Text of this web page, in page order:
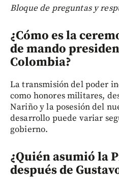
Bloque de preguntas y
¿Cómo es la
de mando
Colombia?
La transmisión del poder
como honores militares,
Nariño y la posesión del
desarrollo puede variar
gobierno.
¿Quién asumió la
después de